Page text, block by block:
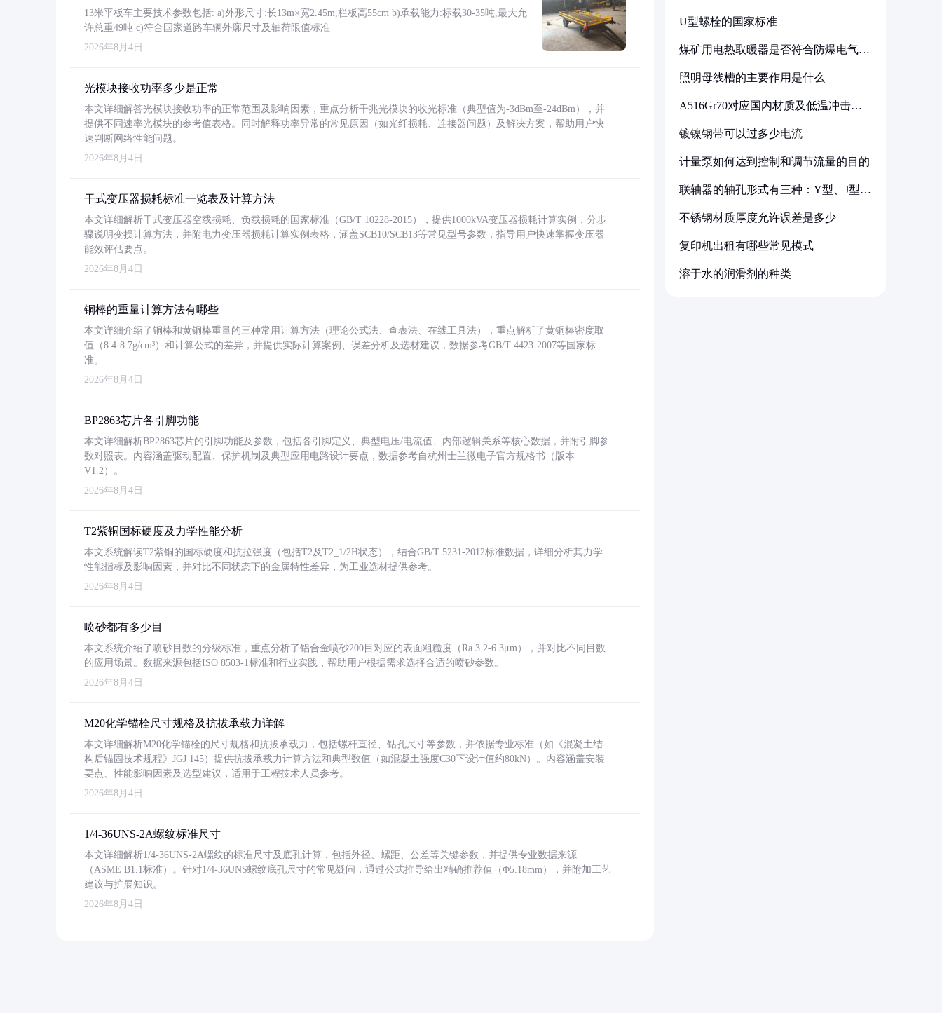
13米平板车主要技术参数包括: a)外形尺寸:长13m×宽2.45m,栏板高55cm b)承载能力:标载30-35吨,最大允
许总重49吨 c)符合国家道路车辆外廓尺寸及轴荷限值标准
2026年8月4日
光模块接收功率多少是正常
本文详细解答光模块接收功率的正常范围及影响因素，重点分析千兆光模块的收光标准（典型值为-3dBm至-24dBm），并
提供不同速率光模块的参考值表格。同时解释功率异常的常见原因（如光纤损耗、连接器问题）及解决方案，帮助用户快
速判断网络性能问题。
2026年8月4日
干式变压器损耗标准一览表及计算方法
本文详细解析干式变压器空载损耗、负载损耗的国家标准（GB/T 10228-2015），提供1000kVA变压器损耗计算实例，分步
骤说明变损计算方法，并附电力变压器损耗计算实例表格，涵盖SCB10/SCB13等常见型号参数，指导用户快速掌握变压器
能效评估要点。
2026年8月4日
铜棒的重量计算方法有哪些
本文详细介绍了铜棒和黄铜棒重量的三种常用计算方法（理论公式法、查表法、在线工具法），重点解析了黄铜棒密度取
值（8.4-8.7g/cm³）和计算公式的差异，并提供实际计算案例、误差分析及选材建议，数据参考GB/T 4423-2007等国家标
准。
2026年8月4日
BP2863芯片各引脚功能
本文详细解析BP2863芯片的引脚功能及参数，包括各引脚定义、典型电压/电流值、内部逻辑关系等核心数据，并附引脚参
数对照表。内容涵盖驱动配置、保护机制及典型应用电路设计要点，数据参考自杭州士兰微电子官方规格书（版本
V1.2）。
2026年8月4日
T2紫铜国标硬度及力学性能分析
本文系统解读T2紫铜的国标硬度和抗拉强度（包括T2及T2_1/2H状态），结合GB/T 5231-2012标准数据，详细分析其力学
性能指标及影响因素，并对比不同状态下的金属特性差异，为工业选材提供参考。
2026年8月4日
喷砂都有多少目
本文系统介绍了喷砂目数的分级标准，重点分析了铝合金喷砂200目对应的表面粗糙度（Ra 3.2-6.3μm），并对比不同目数
的应用场景。数据来源包括ISO 8503-1标准和行业实践，帮助用户根据需求选择合适的喷砂参数。
2026年8月4日
M20化学锚栓尺寸规格及抗拔承载力详解
本文详细解析M20化学锚栓的尺寸规格和抗拔承载力，包括螺杆直径、钻孔尺寸等参数，并依据专业标准（如《混凝土结
构后锚固技术规程》JGJ 145）提供抗拔承载力计算方法和典型数值（如混凝土强度C30下设计值约80kN）。内容涵盖安装
要点、性能影响因素及选型建议，适用于工程技术人员参考。
2026年8月4日
1/4-36UNS-2A螺纹标准尺寸
本文详细解析1/4-36UNS-2A螺纹的标准尺寸及底孔计算，包括外径、螺距、公差等关键参数，并提供专业数据来源
（ASME B1.1标准）。针对1/4-36UNS螺纹底孔尺寸的常见疑问，通过公式推导给出精确推荐值（Φ5.18mm），并附加工艺
建议与扩展知识。
2026年8月4日
U型螺栓的国家标准
煤矿用电热取暖器是否符合防爆电气设
照明母线槽的主要作用是什么
A516Gr70对应国内材质及低温冲击要
镀镍钢带可以过多少电流
计量泵如何达到控制和调节流量的目的
联轴器的轴孔形式有三种：Y型、J型、
不锈钢材质厚度允许误差是多少
复印机出租有哪些常见模式
溶于水的润滑剂的种类